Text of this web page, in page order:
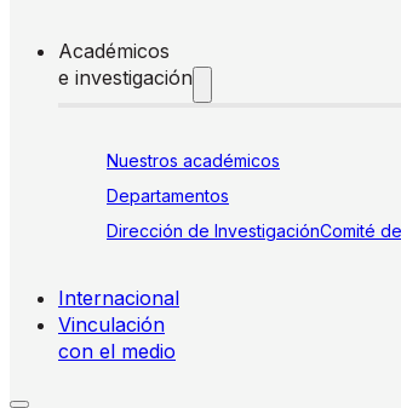
Académicos
e investigación
Nuestros académicos
Departamentos
Dirección de InvestigaciónComité
Internacional
Vinculación
con el medio